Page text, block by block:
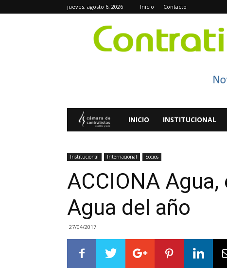
jueves, agosto 6, 2026 Inicio Contacto
Contratistas
INICIO INSTITUCIONAL
Institucional Internacional Socios
ACCIONA
Agua del año
27/04/2017